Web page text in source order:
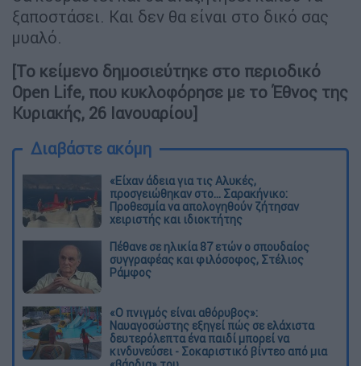
ξαποστάσει. Και δεν θα είναι στο δικό σας
μυαλό.
[Το κείμενο δημοσιεύτηκε στο περιοδικό
Open Life, που κυκλοφόρησε με το Έθνος της
Κυριακής, 26 Ιανουαρίου]
Διαβάστε ακόμη
«Είχαν άδεια για τις Αλυκές,
προσγειώθηκαν στο... Σαρακήνικο:
Προθεσμία να απολογηθούν ζήτησαν
χειριστής και ιδιοκτήτης
Πέθανε σε ηλικία 87 ετών ο σπουδαίος
συγγραφέας και φιλόσοφος, Στέλιος
Ράμφος
«Ο πνιγμός είναι αθόρυβος»:
Ναυαγοσώστης εξηγεί πώς σε ελάχιστα
δευτερόλεπτα ένα παιδί μπορεί να
κινδυνεύσει - Σοκαριστικό βίντεο από μια